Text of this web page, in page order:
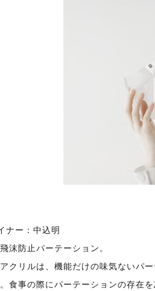
ナー：中込明
沫防止パーテーション。
クリルは、機能だけの味気ないパ
食事の際にパーテーションの存在